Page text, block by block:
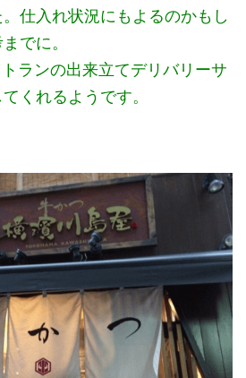
仕入れ状況にもよるのかもし
でに。
トランの出来立てデリバリーサ
くれるようです。